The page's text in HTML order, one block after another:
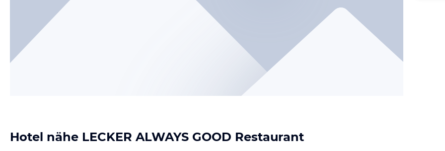
Hotel nähe LECKER ALWAYS GOOD Restaurant